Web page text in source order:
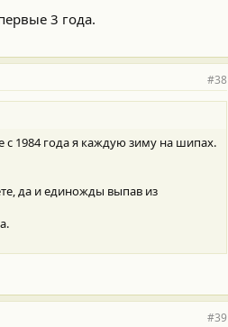
3 года.
#38
1984 года я каждую зиму на шипах.
да и единожды выпав из
#39